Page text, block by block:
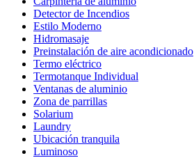
Detector de Incendios
Estilo Moderno
Hidromasaje
Preinstalación de aire acondicionado
Termo eléctrico
Termotanque Individual
Ventanas de aluminio
Zona de parrillas
Solarium
Laundry
Ubicación tranquila
Luminoso